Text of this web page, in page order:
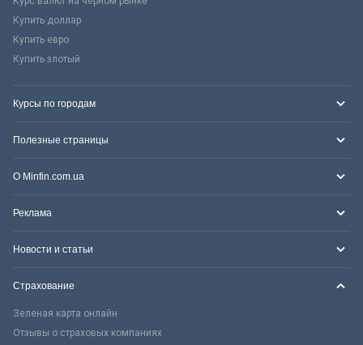
Купить доллар
Купить евро
Купить злотый
Курсы по городам
Полезные страницы
О Minfin.com.ua
Реклама
Новости и статьи
Страхование
Зеленая карта онлайн
Отзывы о страховых компаниях